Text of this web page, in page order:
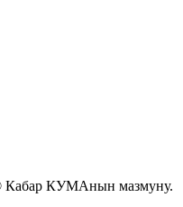
Кабар КУМАнын мазмуну.